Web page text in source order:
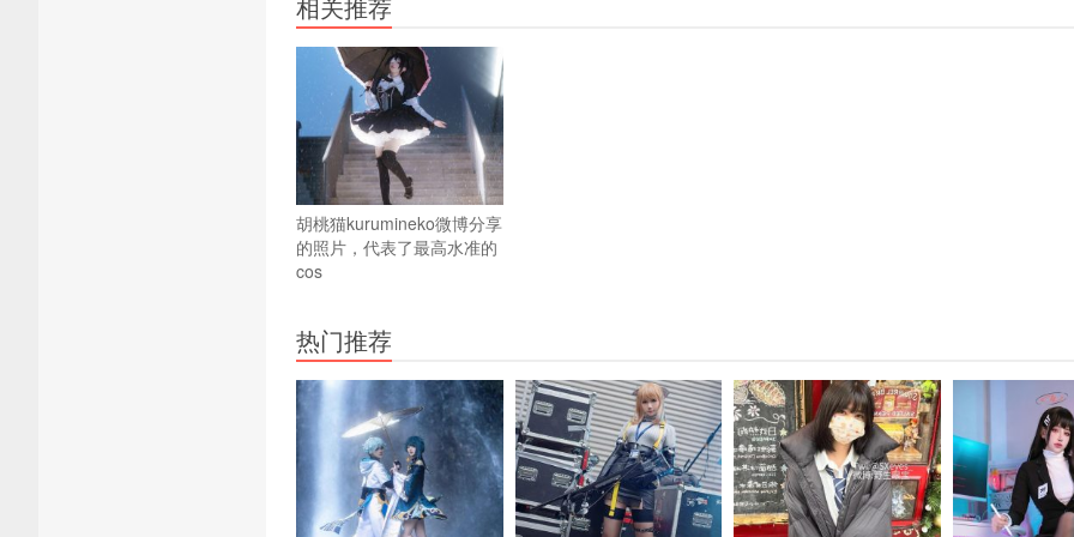
胡桃猫kurumineko微博分享
的照片，代表了最高水准的
cos
热门推荐